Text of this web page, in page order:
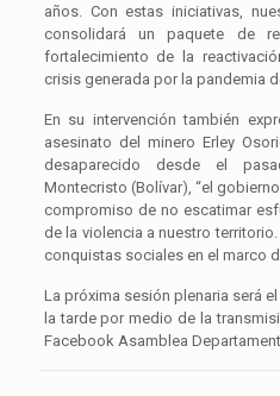
años. Con estas iniciativas,
consolidará un paquete de
fortalecimiento de la
crisis generada por la pandemia
En su intervención también
asesinato del minero Erley
desaparecido desde el
Montecristo (Bolívar), “el
compromiso de no escatimar
de la violencia a nuestro
conquistas sociales en el marco
La próxima sesión plenaria será
la tarde por medio de la
Facebook Asamblea